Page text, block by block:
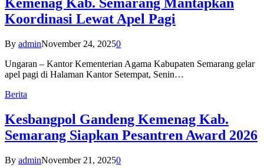
Koordinasi Lewat Apel Pagi
By adminNovember 24, 20250
Ungaran – Kantor Kementerian Agama Kabupaten Semarang gelar
apel pagi di Halaman Kantor Setempat, Senin…
Berita
Kesbangpol Gandeng Kemenag Kab.
Semarang Siapkan Pesantren Award 2026
By adminNovember 21, 20250